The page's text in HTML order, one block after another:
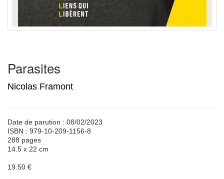
Parasites
Nicolas Framont
Date de parution : 08/02/2023
ISBN : 979-10-209-1156-8
288 pages
14.5 x 22 cm
19.50 €